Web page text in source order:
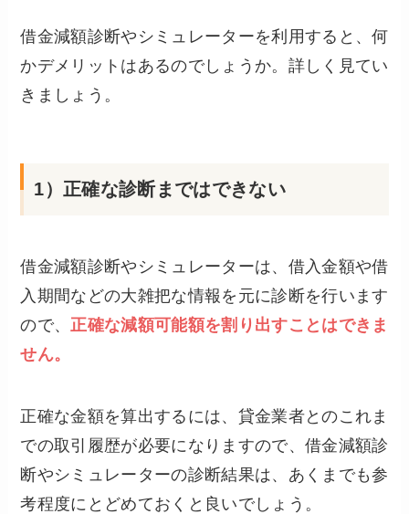
借金減額診断やシミュレーターを利用すると、何
かデメリットはあるのでしょうか。詳しく見てい
きましょう。
1）正確な診断まではできない
借金減額診断やシミュレーターは、借入金額や借
入期間などの大雑把な情報を元に診断を行います
ので、 正確な減額可能額を割り出すことはできま
せん。
正確な金額を算出するには、貸金業者とのこれま
での取引履歴が必要になりますので、借金減額診
断やシミュレーターの診断結果は、あくまでも参
考程度にとどめておくと良いでしょう。